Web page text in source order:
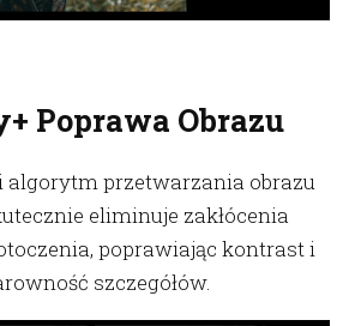
Poprawa Obrazu
algorytm przetwarzania obrazu
eliminuje zakłócenia
poprawiając kontrast i
szczegółów.